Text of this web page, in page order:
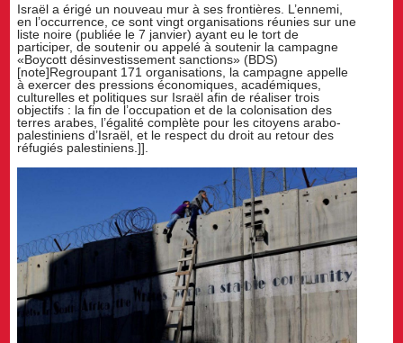
Israël a érigé un nouveau mur à ses frontières. L’ennemi,
en l’occurrence, ce sont vingt organisations réunies sur une
liste noire (publiée le 7 janvier) ayant eu le tort de
participer, de soutenir ou appelé à soutenir la campagne
«Boycott désinvestissement sanctions» (BDS)
[note]Regroupant 171 organisations, la campagne appelle
à exercer des pressions économiques, académiques,
culturelles et politiques sur Israël afin de réaliser trois
objectifs : la fin de l’occupation et de la colonisation des
terres arabes, l’égalité complète pour les citoyens arabo-
palestiniens d’Israël, et le respect du droit au retour des
réfugiés palestiniens.]].